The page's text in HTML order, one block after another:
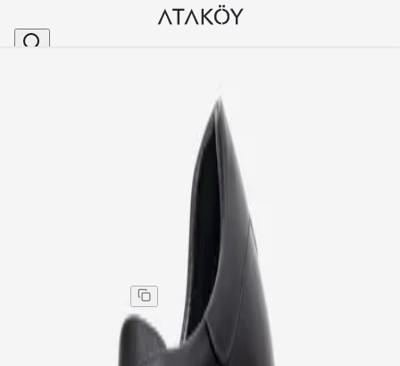
Erkek Hakiki Deri Sneakers Ayakkabı Siyah Siyah
Erkek Hakiki Deri Sneakers Ayakkabı Siyah Siyah
Erkek Hakiki Deri Sneakers Ayakkabı Siyah Siyah